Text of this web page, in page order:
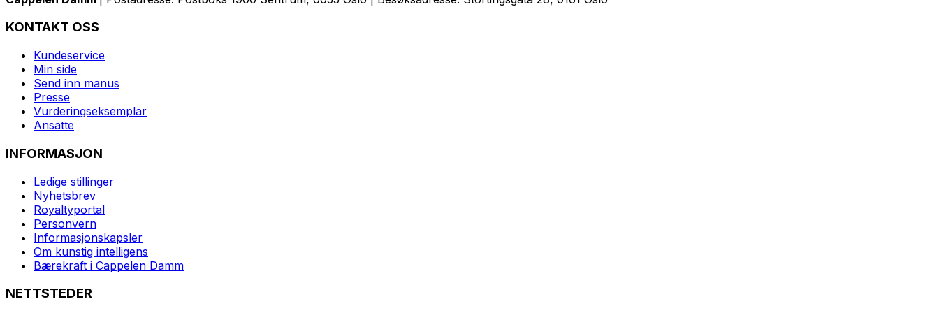
KONTAKT OSS
Kundeservice
Min side
Send inn manus
Presse
Vurderingseksemplar
Ansatte
INFORMASJON
Ledige stillinger
Nyhetsbrev
Royaltyportal
Personvern
Informasjonskapsler
Om kunstig intelligens
Bærekraft i Cappelen Damm
NETTSTEDER